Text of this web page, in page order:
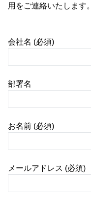
用をご連絡いたします。
会社名 (必須)
部署名
お名前 (必須)
メールアドレス (必須)